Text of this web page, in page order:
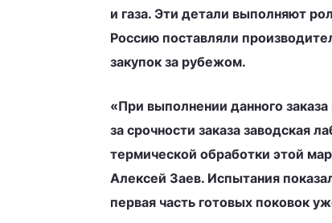
и газа. Эти детали выполняют
Россию поставляли
закупок за рубежом.
«При выполнении данного
за срочности заказа заводская
термической обработки этой
Алексей Заев. Испытания
первая часть готовых поковок